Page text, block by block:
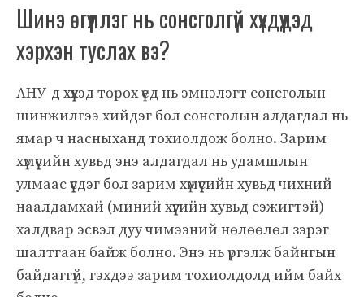
Шинэ өгүүллэг нь сонсголгүй хүүхдүүдэд
хэрхэн туслах вэ?
АНУ-д хүүхэд төрөх үед нь эмнэлэгт сонсголын
шинжилгээ хийдэг бол сонсголын алдагдал нь
ямар ч насныханд тохиолдож болно. Зарим
хүмүүсийн хувьд энэ алдагдал нь удамшлын
улмаас үүсдэг бол зарим хүмүүсийн хувьд чихний
наалдамхай (миний хүүгийн хувьд сэжигтэй)
халдвар эсвэл дуу чимээний нөлөөлөл зэрэг
шалтгаан байж болно. Энэ нь үргэлж байнгын
байдаггүй, гэхдээ зарим тохиолдолд ийм байх